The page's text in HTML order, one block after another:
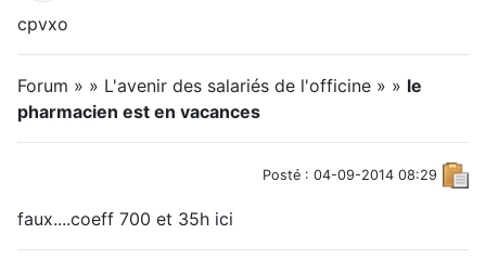
cpvxo
Forum » » L'avenir des salariés de l'officine » » le
pharmacien est en vacances
Posté : 04-09-2014 08:29
faux....coeff 700 et 35h ici